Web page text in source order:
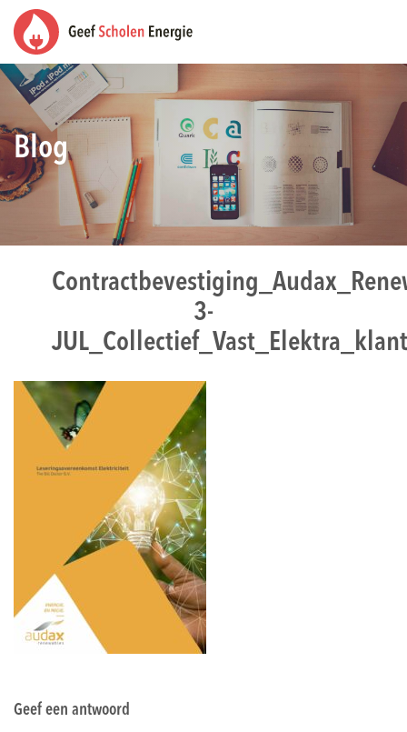
Blog
3-
JUL_Collectief_Vast_Elektra_klant
Geef een antwoord